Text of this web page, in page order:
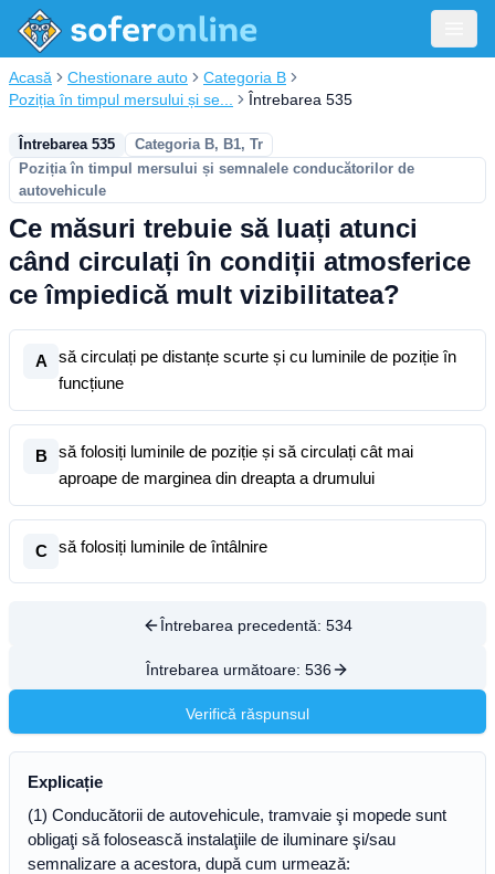
Acasă Chestionare auto
Categoria B
Poziția în timpul mersului și se...
Întrebarea 535
Întrebarea 535
Categoria B, B1, Tr
Poziția în timpul mersului și semnalele conducătorilor de
autovehicule
Ce măsuri trebuie să luați atunci
când circulați în condiții atmosferice
ce împiedică mult vizibilitatea?
A
să circulați pe distanțe scurte și cu luminile de poziție în
funcțiune
B
să folosiți luminile de poziție și să circulați cât mai
aproape de marginea din dreapta a drumului
C să folosiți luminile de întâlnire
Întrebarea precedentă: 534
Întrebarea următoare: 536
Verifică răspunsul
Explicație
(1) Conducătorii de autovehicule, tramvaie şi mopede sunt
obligaţi să folosească instalaţiile de iluminare şi/sau
semnalizare a acestora, după cum urmează: